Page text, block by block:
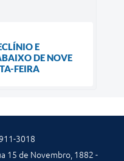
E
DE NOVE
FEIRA
3018
15 de Novembro, 1882 -